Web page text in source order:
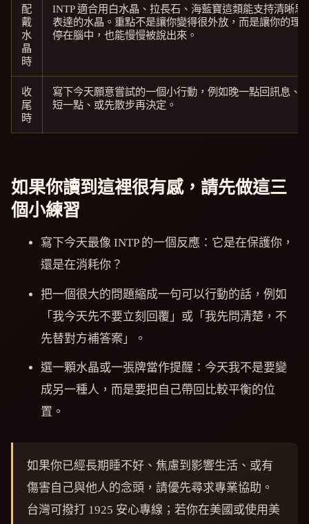
配
戴
水
晶
時
INTP 適合用白水晶、拉長石、海藍寶這類能支持清晰思
表達的水晶。重點不是讓你變得很外放，而是讓你的理
停在腦中，也能慢慢被說出來。
收
尾
時
寫下今天願意嘗試的一個小行動，例如晚一點回訊息、
短一點、或先散步再決定。
如果你讀到這裡很有感，請先做這三
個小練習
寫下今天最像 INTP 的一個反應：它是在保護你，
還是在消耗你？
把一個很大的問題縮成一句可以行動的話，例如
「我今天先不要立刻回覆」或「我先問清楚，不
先替對方補答案」。
選一顆水晶或一張牌當作提醒：今天我不是要變
成另一種人，而是要把自己帶回比較平衡的位
置。
如果你已經長期睡不好、焦慮到影響生活、或有
傷害自己與他人的念頭，請優先尋求專業協助。
台灣可撥打 1925 安心專線；若你在美國或使用美